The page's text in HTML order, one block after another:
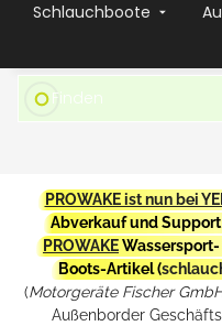
Schlauchboote
PROWAKE ist nun bei
Abverkauf und
PROWAKE
Boots-Artikel (
(Motorgeräte Fischer
Außenborder